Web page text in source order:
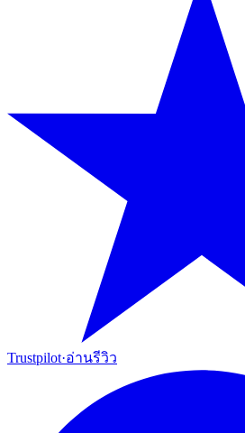
Trustpilot·อ่านรีวิว